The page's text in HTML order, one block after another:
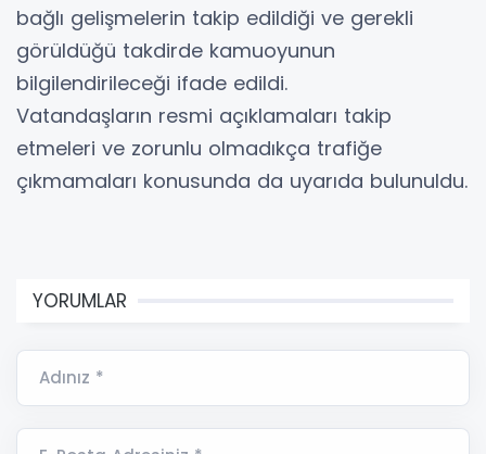
bağlı gelişmelerin takip edildiği ve gerekli
görüldüğü takdirde kamuoyunun
bilgilendirileceği ifade edildi.
Vatandaşların resmi açıklamaları takip
etmeleri ve zorunlu olmadıkça trafiğe
çıkmamaları konusunda da uyarıda bulunuldu.
YORUMLAR
Adınız *